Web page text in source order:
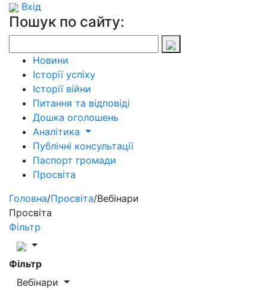
Вхід
Пошук по сайту:
Новини
Історії успіху
Історії війни
Питання та відповіді
Дошка оголошень
Аналітика
Публічні консультації
Паспорт громади
Просвіта
Головна/Просвіта/Вебінари
Просвіта
Фільтр
Фільтр
Вебінари